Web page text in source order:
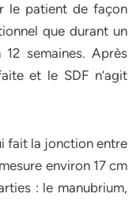
le patient de façon
que durant un
semaines. Après
et le SDF n’agit
fait la jonction entre
environ 17 cm
: le manubrium,